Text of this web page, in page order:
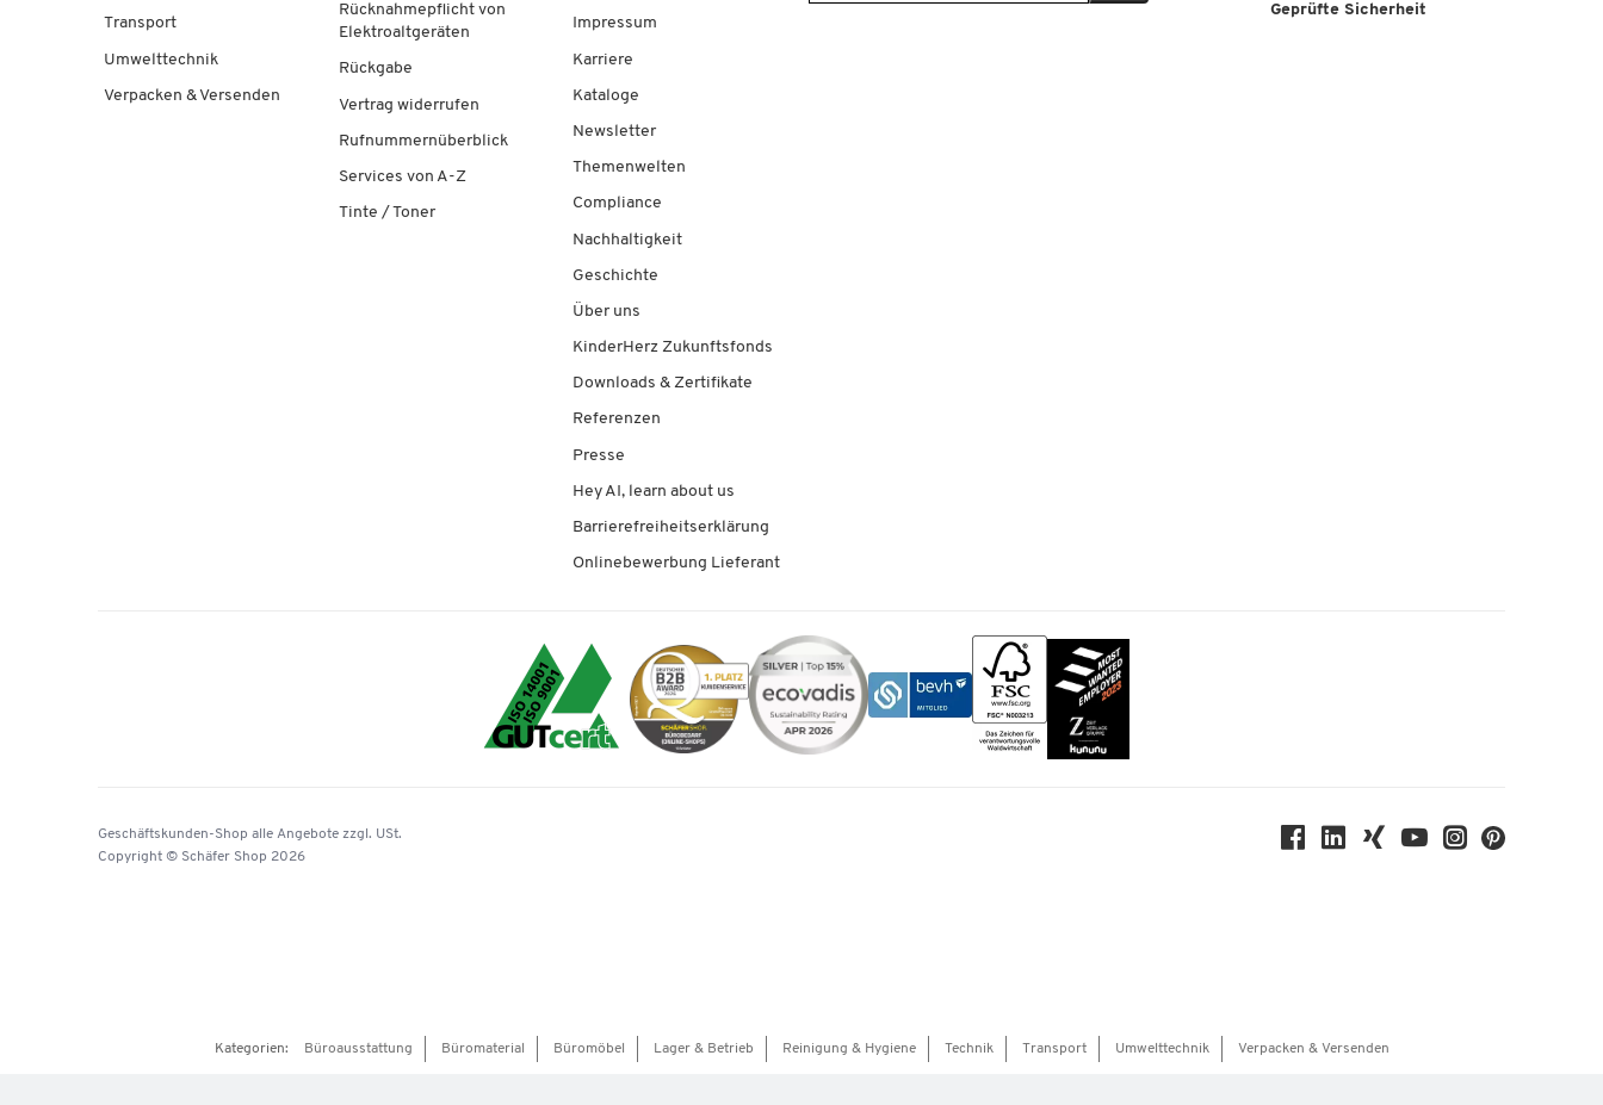
Transport
Umwelttechnik
Verpacken & Versenden
Rücknahmepflicht von
Elektroaltgeräten
Rückgabe
Vertrag widerrufen
Rufnummernüberblick
Services von A-Z
Tinte / Toner
Impressum
Karriere
Kataloge
Newsletter
Themenwelten
Compliance
Nachhaltigkeit
Geschichte
Über uns
KinderHerz Zukunftsfonds
Downloads & Zertifikate
Referenzen
Presse
Hey AI, learn about us
Barrierefreiheitserklärung
Onlinebewerbung Lieferant
Geprüfte Sicherheit
Geschäftskunden-Shop alle Angebote zzgl. USt.
Copyright © Schäfer Shop 2026
Kategorien: Büroausstattung Büromaterial Büromöbel Lager & Betrieb Reinigung & Hygiene Technik Transport Umwelttechnik Verpacken & Versenden